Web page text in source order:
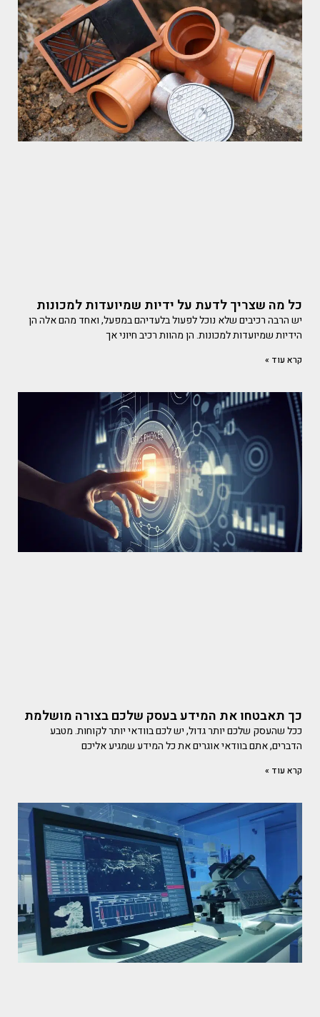
כל מה שצריך לדעת על ידיות שמיועדות למכונות
יש הרבה רכיבים שלא נוכל לפעול בלעדיהם במפעל, ואחד מהם אלה הן
הידיות שמיועדות למכונות. הן מהוות רכיב חיוני אך
קרא עוד »
כך תאבטחו את המידע בעסק שלכם בצורה מושלמת
ככל שהעסק שלכם יותר גדול, יש לכם בוודאי יותר לקוחות. מטבע
הדברים, אתם בוודאי אוגרים את כל המידע שמגיע אליכם
קרא עוד »